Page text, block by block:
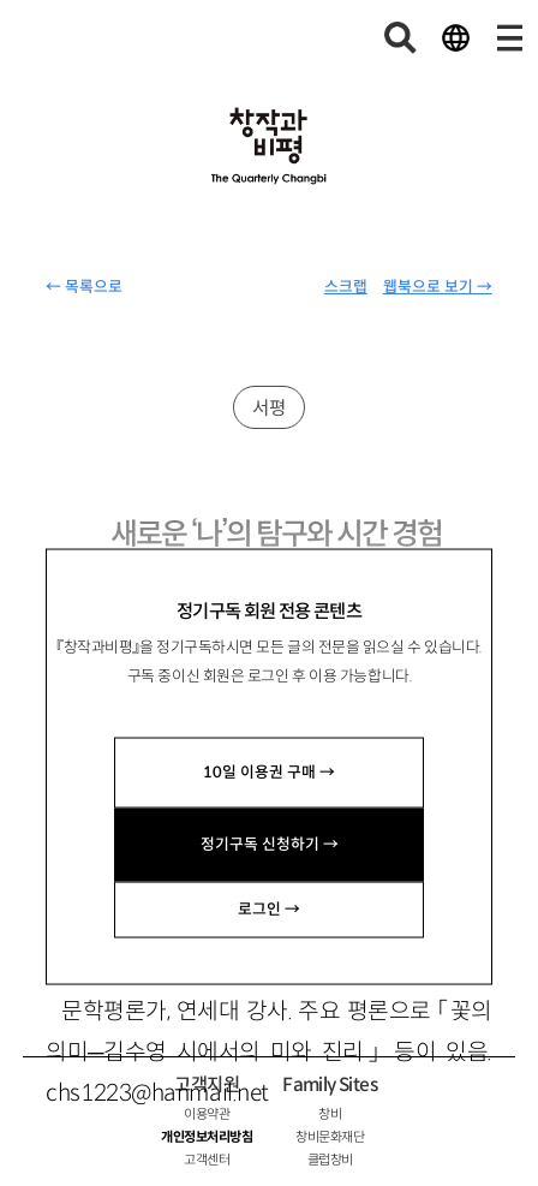
← 목록으로 웹북으로 보기 →
스크랩
정기구독 회원 전용 콘텐츠
『창작과비평』을 정기구독하시면 모든 글의 전문을 읽으실 수 있습니다.
구독 중이신 회원은 로그인 후 이용 가능합니다.
10일 이용권 구매 →
정기구독 신청하기 →
로그인 →
서평
새로운 ‘나’의 탐구와 시간 경험
과비평사 2001
최정례 시집 『붉은 밭』, 창작과비평사
반칠환 시집 『뜰채로 죽은 별을 건지는 사
랑』, 시와시학사 2001
문학평론가, 연세대 강사. 주요 평론으로 「꽃의
의미─김수영 시에서의 미와 진리」 등이 있음.
chs1223@hanmail.net
고객지원
이용약관
개인정보처리방침
고객센터
Family Sites
창비
창비문화재단
클럽창비